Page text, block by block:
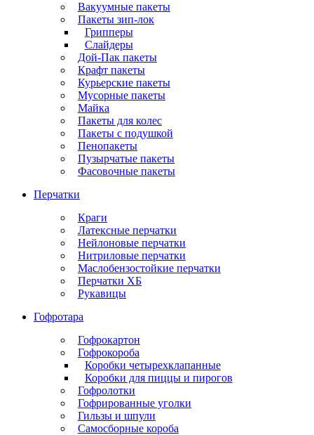
Вакуумные пакеты
Пакеты зип-лок
Грипперы
Слайдеры
Дой-Пак пакеты
Крафт пакеты
Курьерские пакеты
Мусорные пакеты
Майка
Пакеты для колес
Пакеты с подушкой
Пенопакеты
Пузырчатые пакеты
Фасовочные пакеты
Перчатки
Краги
Латексные перчатки
Нейлоновые перчатки
Нитриловые перчатки
Маслобензостойкие перчатки
Перчатки ХБ
Рукавицы
Гофротара
Гофрокартон
Гофрокороба
Коробки четырехклапанные
Коробки для пиццы и пирогов
Гофролотки
Гофрированные уголки
Гильзы и шпули
Самосборные короба